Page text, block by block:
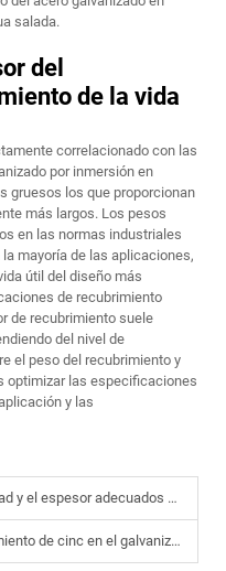
salada.
del
de la vida
correlacionado con las
por inmersión en
gruesos los que proporcionan
más largos. Los pesos
en las normas industriales
mayoría de las aplicaciones,
útil del diseño más
de recubrimiento
de recubrimiento suele
del nivel de
el peso del recubrimiento y
optimizar las especificaciones
y las
adecuados de acero laminado en frío?
una resistencia superior a la corrosión en entornos marinos?